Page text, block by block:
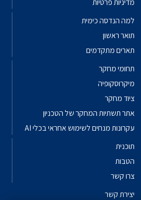
מדיניות פרטיות
למה הנדסה כימית
תואר ראשון
תארים מתקדמים
תחומי מחקר
מיקרוסקופיה
ציוד מחקר
אתר תשתיות המחקר של הטכניון
עקרונות מנחים לשימוש אחראי בכלי AI
תוכנית
הטבות
צרו קשר
יצירת קשר